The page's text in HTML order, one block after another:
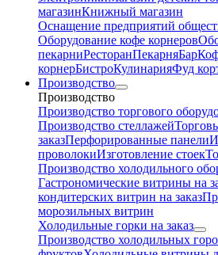
магазинКнижный магазин
Оснащение предприятий
Оборудование кофе корнеров
пекарниРесторанПекарняБар
корнерБистроКулинарияФуд
Производство
Производство
Производство торгового
Производство стеллажей
заказПерфорированные панели
проволокиИзготовление стоек
Производство холодильного
Гастрономические витрины на
кондитерских витрин на заказ
морозильных витрин
Холодильные горки на заказ
Производство холодильных